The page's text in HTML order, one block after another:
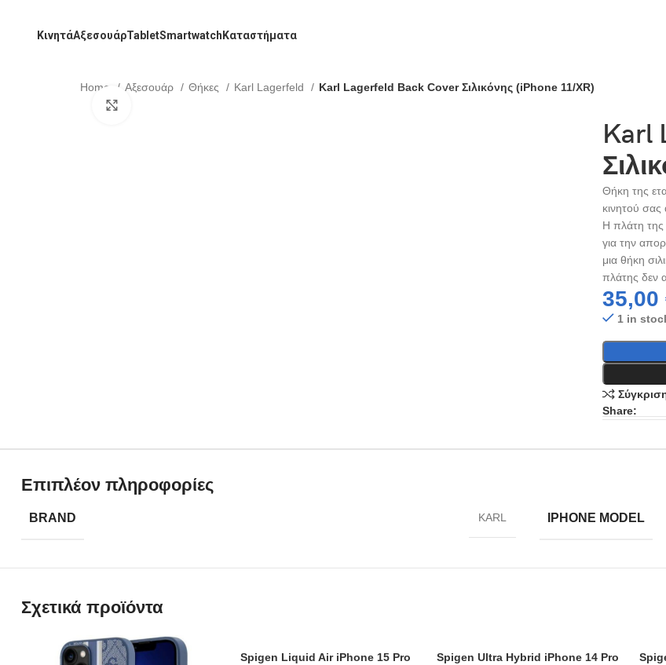
ΚινητάΑξεσουάρTabletSmartwatch Καταστήματα
Home Αξεσουάρ Θήκες Karl Lagerfeld Karl Lagerfeld Back Cover Σιλικόνης (iPhone 11/XR)
Karl
Θήκη της
κινητού σας
Η πλάτη της
για την
μια θήκη
πλάτης δεν
35,00
1 in
Share:
Επιπλέον πληροφορίες
BRAND KARL IPHONE MODEL
Σχετικά προϊόντα
ADD TO CART
Spigen Liquid Air iPhone 15 Pro ADD TO CART
Spigen Ultra Hybrid iPhone 14 Pro
ADD